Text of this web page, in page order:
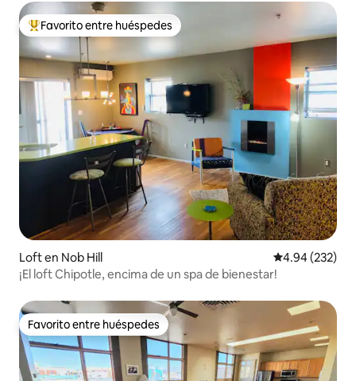
De los mejores en Favorito entre huéspedes
Favorito entre huéspedes
Loft en Nob Hill Calificación
4.94 (232)
¡El loft Chipotle, encima de un spa de bienestar!
Favorito entre huéspedes
Favorito entre huéspedes